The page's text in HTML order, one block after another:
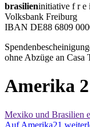
brasilieninitiative f r e
Volksbank Freiburg
IBAN DE88 6809
ohne Abzüge an Casa
Amerika
Mexiko und Brasilien
Auf Amerika21